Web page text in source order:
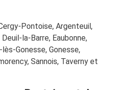
Pontoise, Argenteuil,
la-Barre, Eaubonne,
Gonesse, Gonesse,
Sannois, Taverny et